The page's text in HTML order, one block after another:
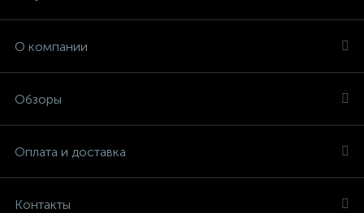
О компании
Обзоры
Оплата и доставка
Контакты